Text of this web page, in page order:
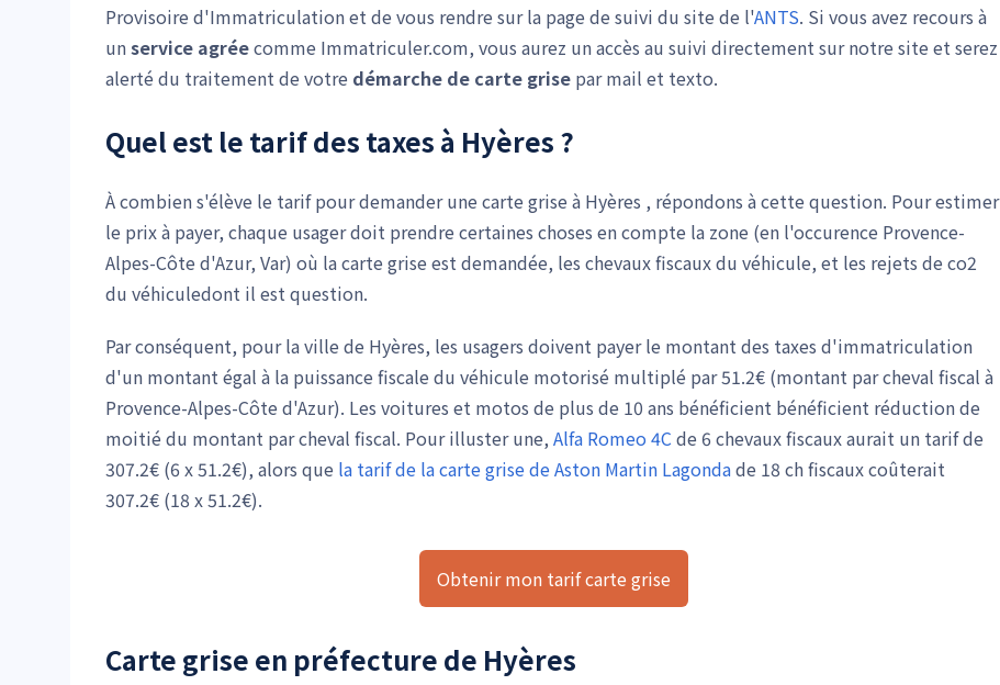
Provisoire d'Immatriculation et de vous rendre sur la page de suivi du site de l'ANTS. Si vous avez recours à
unservice agréecomme Immatriculer.com, vous aurez un accès au suivi directement sur notre site et serez
alerté du traitement de votre démarche de carte grise par mail et texto.
Quel est le tarif des taxes à Hyères ?
À combien s'élève le tarif pour demander une carte grise à Hyères , répondons à cette question. Pour estimer
le prix à payer, chaque usager doit prendre certaines choses en compte la zone (en l'occurence Provence-
Alpes-Côte d'Azur, Var) où la carte grise est demandée, les chevaux fiscaux du véhicule, et les rejets de co2
du véhiculedont il est question.
Par conséquent, pour la ville de Hyères, les usagers doivent payer le montant des taxes d'immatriculation
d'un montant égal à la puissance fiscale du véhicule motorisé multiplé par 51.2€ (montant par cheval fiscal à
Provence-Alpes-Côte d'Azur). Les voitures et motos de plus de 10 ans bénéficient bénéficient réduction de
moitié du montant par cheval fiscal. Pour illuster une, Alfa Romeo 4C de 6 chevaux fiscaux aurait un tarif de
307.2€ (6 x 51.2€), alors que la tarif de la carte grise de Aston Martin Lagondade 18 ch fiscaux coûterait
307.2€ (18 x 51.2€).
Obtenir mon tarif carte grise
Carte grise en préfecture de Hyères